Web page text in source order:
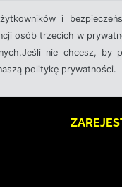
i
osób trzecich w
nie chcesz, by
politykę prywatności.